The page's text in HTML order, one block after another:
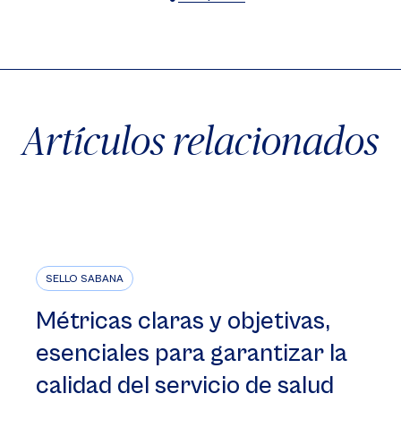
Artículos relacionados
SELLO SABANA
Métricas claras y objetivas,
esenciales para garantizar la
calidad del servicio de salud